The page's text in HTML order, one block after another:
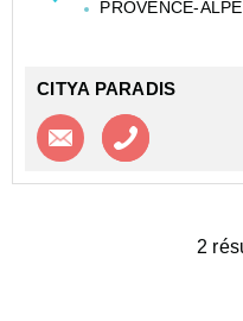
PROVENCE-
CITYA PARADIS
Contacter l'agence
2